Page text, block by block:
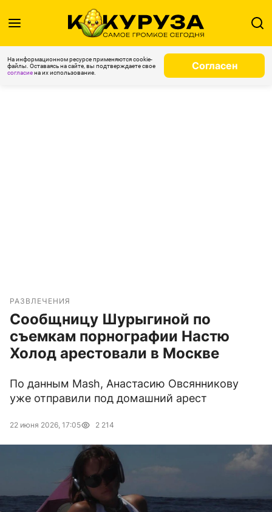
На информационном ресурсе применяются cookie-
файлы. Оставаясь на сайте, вы подтверждаете свое
согласиена их использование.
Согласен
РАЗВЛЕЧЕНИЯ
Сообщницу Шурыгиной по
съемкам порнографии Настю
Холод арестовали в Москве
По данным Mash, Анастасию Овсянникову
уже отправили под домашний арест
22 июня 2026, 17:05 2 214